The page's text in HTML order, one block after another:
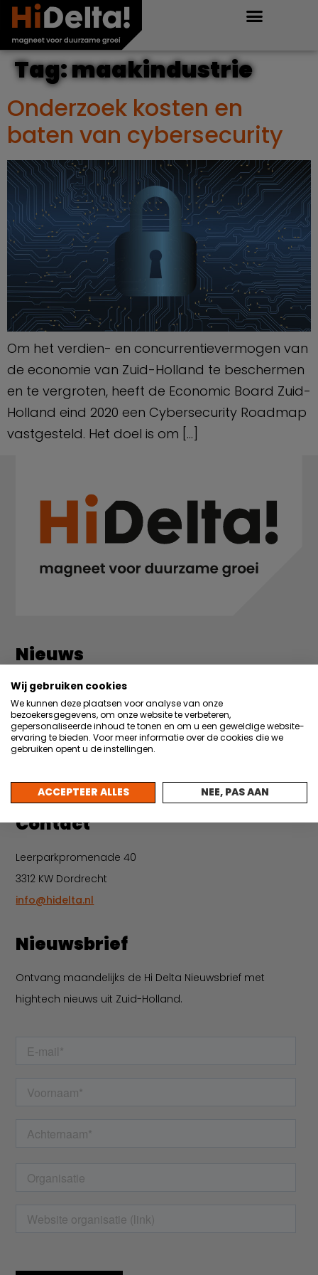
Tag:maakindustrie
Onderzoek kosten en
baten van cybersecurity
Om het verdien- en concurrentievermogen van
de economie van Zuid-Holland te beschermen
en te vergroten, heeft de Economic Board Zuid-
Holland eind 2020 een Cybersecurity Roadmap
vastgesteld. Het doel is om […]
Nieuws
Partner in de Hi Light: Taggl borgt praktijkkennis
met AI
30 juni 2026
Vacature: Backoffice medewerker events &
Meer nieuws
Contact
Leerparkpromenade 40
3312 KW Dordrecht
info@hidelta.nl
Nieuwsbrief
Ontvang maandelijks de Hi Delta Nieuwsbrief met
hightech nieuws uit Zuid-Holland.
Wij gebruiken cookies
We kunnen deze plaatsen voor analyse van onze
bezoekersgegevens, om onze website te verbeteren,
gepersonaliseerde inhoud te tonen en om u een geweldige website-
ervaring te bieden. Voor meer informatie over de cookies die we
gebruiken opent u de instellingen.
ACCEPTEER ALLES NEE, PAS AAN